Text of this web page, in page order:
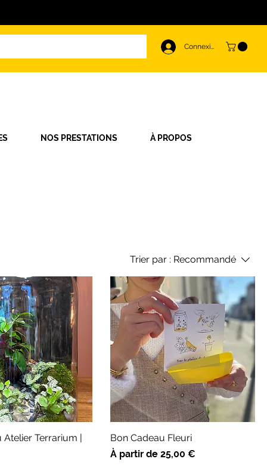
Connexion
NOS PRESTATIONS À PROPOS
Trier par : Recommandé
Atelier Terrarium |
Bon Cadeau Fleuri
À partir de 25,00 €
Prix promotionnel